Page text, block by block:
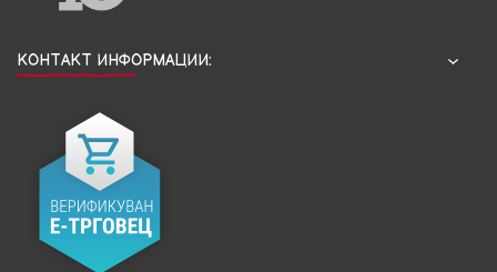
КОНТАКТ ИНФОРМАЦИИ: